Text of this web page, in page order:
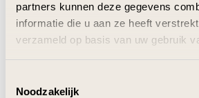
partners kunnen deze gegevens
informatie die u aan ze heeft
verzameld op basis van uw gebruik
Noodzakelijk